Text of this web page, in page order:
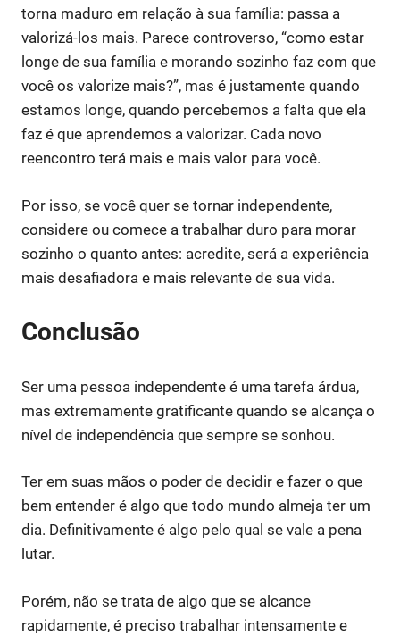
torna maduro em relação à sua família: passa a
valorizá-los mais. Parece controverso, “como estar
longe de sua família e morando sozinho faz com que
você os valorize mais?”, mas é justamente quando
estamos longe, quando percebemos a falta que ela
faz é que aprendemos a valorizar. Cada novo
reencontro terá mais e mais valor para você.
Por isso, se você quer se tornar independente,
considere ou comece a trabalhar duro para morar
sozinho o quanto antes: acredite, será a experiência
mais desafiadora e mais relevante de sua vida.
Conclusão
Ser uma pessoa independente é uma tarefa árdua,
mas extremamente gratificante quando se alcança o
nível de independência que sempre se sonhou.
Ter em suas mãos o poder de decidir e fazer o que
bem entender é algo que todo mundo almeja ter um
dia. Definitivamente é algo pelo qual se vale a pena
lutar.
Porém, não se trata de algo que se alcance
rapidamente, é preciso trabalhar intensamente e